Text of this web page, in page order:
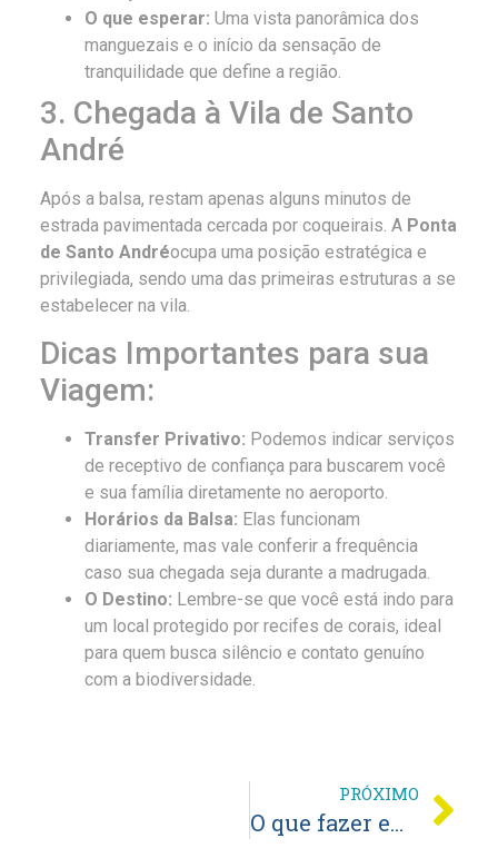
O que esperar: Uma vista panorâmica dos
manguezais e o início da sensação de
tranquilidade que define a região.
3. Chegada à Vila de Santo
André
Após a balsa, restam apenas alguns minutos de
estrada pavimentada cercada por coqueirais. A Ponta
de Santo Andréocupa uma posição estratégica e
privilegiada, sendo uma das primeiras estruturas a se
estabelecer na vila.
Dicas Importantes para sua
Viagem:
Transfer Privativo: Podemos indicar serviços
de receptivo de confiança para buscarem você
e sua família diretamente no aeroporto.
Horários da Balsa: Elas funcionam
diariamente, mas vale conferir a frequência
caso sua chegada seja durante a madrugada.
O Destino: Lembre-se que você está indo para
um local protegido por recifes de corais, ideal
para quem busca silêncio e contato genuíno
com a biodiversidade.
PRÓXIMO
O que fazer em Santo André BA